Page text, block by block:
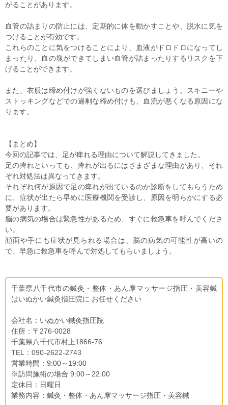
がることがあります。
血管の詰まりの防止には、定期的に体を動かすことや、脱水に気を
つけることが有効です。
これらのことに気をつけることにより、血液がドロドロになってし
まったり、血の塊ができてしまい血管が詰まったりするリスクを下
げることができます。
また、衣服は締め付けが強くないものを選びましょう。スキニーや
ストッキングなどでの過剰な締め付けも、血流が悪くなる原因にな
ります。
【まとめ】
今回の記事では、足が痺れる理由について解説してきました。
足の痺れといっても、痺れが出るにはさまざまな理由があり、それ
ぞれ対処法は異なってきます。
それぞれ何が原因で足の痺れが出ているのか診断をしてもらうため
に、症状が出たら早めに医療機関を受診し、原因を明らかにする必
要があります。
脳の病気の場合は緊急性があるため、すぐに救急車を呼んでくださ
い。
顔面や手にも症状が見られる場合は、脳の病気の可能性が高いの
で、早急に救急車を呼んで対処してもらいましょう。
千葉県八千代市の鍼灸・整体・あん摩マッサージ指圧・美容鍼
はいぬかい鍼灸指圧院に お任せください
会社名：いぬかい鍼灸指圧院
住所：〒276-0028
千葉県八千代市村上1866-76
TEL：090-2622-2743
営業時間：9:00～19:00
※訪問施術の場合 9:00～22:00
定休日：日曜日
業務内容：鍼灸・整体・あん摩マッサージ指圧・美容鍼